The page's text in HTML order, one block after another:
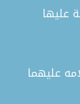
عليها
عليهما